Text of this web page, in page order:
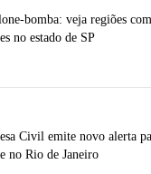
bomba: veja regiões
no estado de SP
Civil emite novo alerta
no Rio de Janeiro